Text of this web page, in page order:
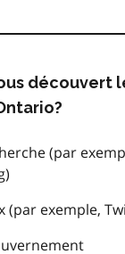
découvert
(par
(par exemple,